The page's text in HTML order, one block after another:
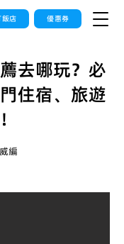
飯店 優惠券
去哪玩？必
住宿、旅遊
編